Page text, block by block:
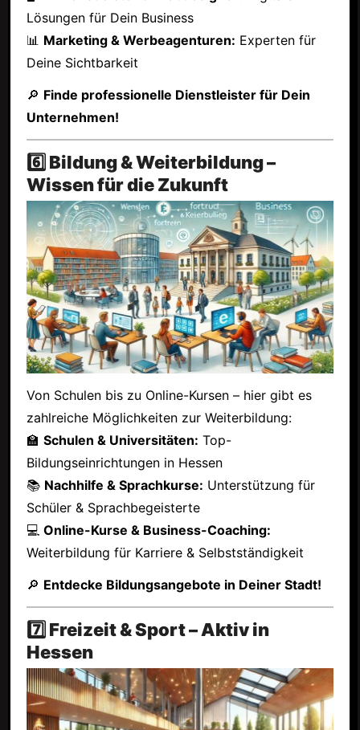
Lösungen für Dein Business
📊 Marketing & Werbeagenturen: Experten für
Deine Sichtbarkeit
🔎 Finde professionelle Dienstleister für Dein
Unternehmen!
6️⃣ Bildung & Weiterbildung –
Wissen für die Zukunft
Von Schulen bis zu Online-Kursen – hier gibt es
zahlreiche Möglichkeiten zur Weiterbildung:
🏫 Schulen & Universitäten: Top-
Bildungseinrichtungen in Hessen
📚 Nachhilfe & Sprachkurse: Unterstützung für
Schüler & Sprachbegeisterte
💻 Online-Kurse & Business-Coaching:
Weiterbildung für Karriere & Selbstständigkeit
🔎 Entdecke Bildungsangebote in Deiner Stadt!
7️⃣ Freizeit & Sport – Aktiv in
Hessen